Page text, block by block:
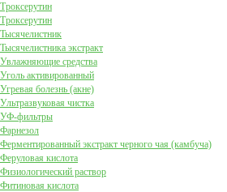
Троксерутин
Троксерутин
Тысячелистник
Тысячелистника экстракт
Увлажняющие средства
Уголь активированный
Угревая болезнь (акне)
Ультразвуковая чистка
УФ-фильтры
Фарнезол
Ферментированный экстракт черного чая (камбуча)
Феруловая кислота
Физиологический раствор
Фитиновая кислота